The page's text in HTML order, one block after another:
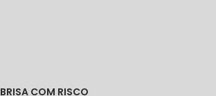
BRISA COM RISCO